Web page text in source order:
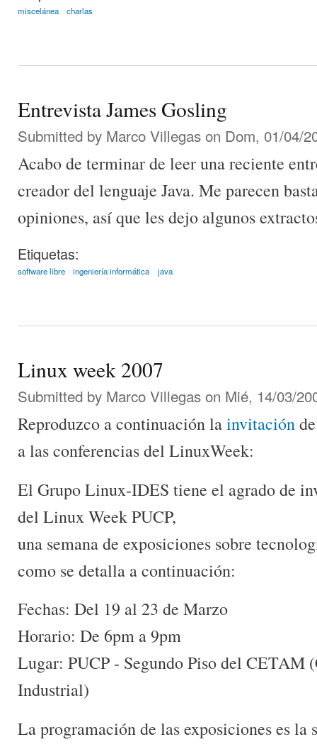
miscelánea charlas
Entrevista James Gosling
Submitted by Marco Villegas on Dom, 01/04/
Acabo de terminar de leer una reciente
creador del lenguaje Java. Me parecen
opiniones, así que les dejo algunos
Etiquetas:
software libre ingeniería informática java
Linux week 2007
Submitted by Marco Villegas on Mié, 14/03/
Reproduzco a continuación lainvitación
a las conferencias del LinuxWeek:
El Grupo Linux-IDES tiene el agrado de
del Linux Week PUCP,
una semana de exposiciones sobre
como se detalla a continuación:
Fechas: Del 19 al 23 de Marzo
Horario: De 6pm a 9pm
Lugar: PUCP - Segundo Piso del CETAM
Industrial)
La programación de las exposiciones es la